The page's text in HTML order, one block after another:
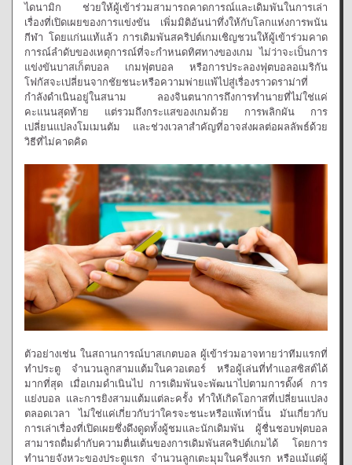
ไดนามิก ช่วยให้ผู้เข้าร่วมสามารถคาดการณ์และเดิมพันในการเล่า
เรื่องที่เปิดเผยของการแข่งขัน เพิ่มมิติอันน่าทึ่งให้กับโลกแห่งการพนัน
กีฬา โดยแก่นแท้แล้ว การเดิมพันสคริปต์เกมเชิญชวนให้ผู้เข้าร่วมคาด
การณ์ลำดับของเหตุการณ์ที่จะกำหนดทิศทางของเกม ไม่ว่าจะเป็นการ
แข่งขันบาสเก็ตบอล เกมฟุตบอล หรือการประลองฟุตบอลอเมริกัน
โฟกัสจะเปลี่ยนจากชัยชนะหรือความพ่ายแพ้ไปสู่เรื่องราวดราม่าที่
กำลังดำเนินอยู่ในสนาม ลองจินตนาการถึงการทำนายที่ไม่ใช่แค่
คะแนนสุดท้าย แต่รวมถึงกระแสของเกมด้วย การพลิกผัน การ
เปลี่ยนแปลงโมเมนตัม และช่วงเวลาสำคัญที่อาจส่งผลต่อผลลัพธ์ด้วย
วิธีที่ไม่คาดคิด
ตัวอย่างเช่น ในสถานการณ์บาสเกตบอล ผู้เข้าร่วมอาจทายว่าทีมแรกที่
ทำประตู จำนวนลูกสามแต้มในควอเตอร์ หรือผู้เล่นที่ทำแอสซิสต์ได้
มากที่สุด เมื่อเกมดำเนินไป การเดิมพันจะพัฒนาไปตามการดั๊งค์ การ
แย่งบอล และการยิงสามแต้มแต่ละครั้ง ทำให้เกิดโอกาสที่เปลี่ยนแปลง
ตลอดเวลา ไม่ใช่แค่เกี่ยวกับว่าใครจะชนะหรือแพ้เท่านั้น มันเกี่ยวกับ
การเล่าเรื่องที่เปิดเผยซึ่งดึงดูดทั้งผู้ชมและนักเดิมพัน ผู้ชื่นชอบฟุตบอล
สามารถดื่มด่ำกับความตื่นเต้นของการเดิมพันสคริปต์เกมได้ โดยการ
ทำนายจังหวะของประตูแรก จำนวนลูกเตะมุมในครึ่งแรก หรือแม้แต่ผู้